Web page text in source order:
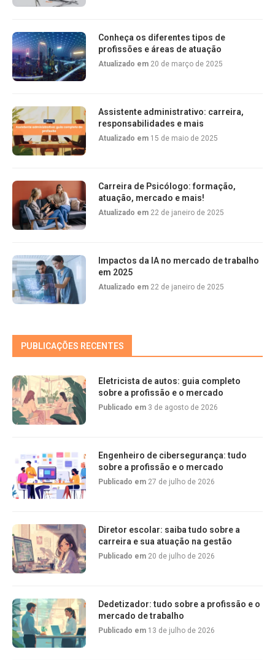
Conheça os diferentes tipos de
profissões e áreas de atuação
Atualizado em 20 de março de 2025
Assistente administrativo: carreira,
responsabilidades e mais
Atualizado em 15 de maio de 2025
Carreira de Psicólogo: formação,
atuação, mercado e mais!
Atualizado em 22 de janeiro de 2025
Impactos da IA no mercado de trabalho
em 2025
Atualizado em 22 de janeiro de 2025
PUBLICAÇÕES RECENTES
Eletricista de autos: guia completo
sobre a profissão e o mercado
Publicado em 3 de agosto de 2026
Engenheiro de cibersegurança: tudo
sobre a profissão e o mercado
Publicado em 27 de julho de 2026
Diretor escolar: saiba tudo sobre a
carreira e sua atuação na gestão
Publicado em 20 de julho de 2026
Dedetizador: tudo sobre a profissão e o
mercado de trabalho
Publicado em 13 de julho de 2026